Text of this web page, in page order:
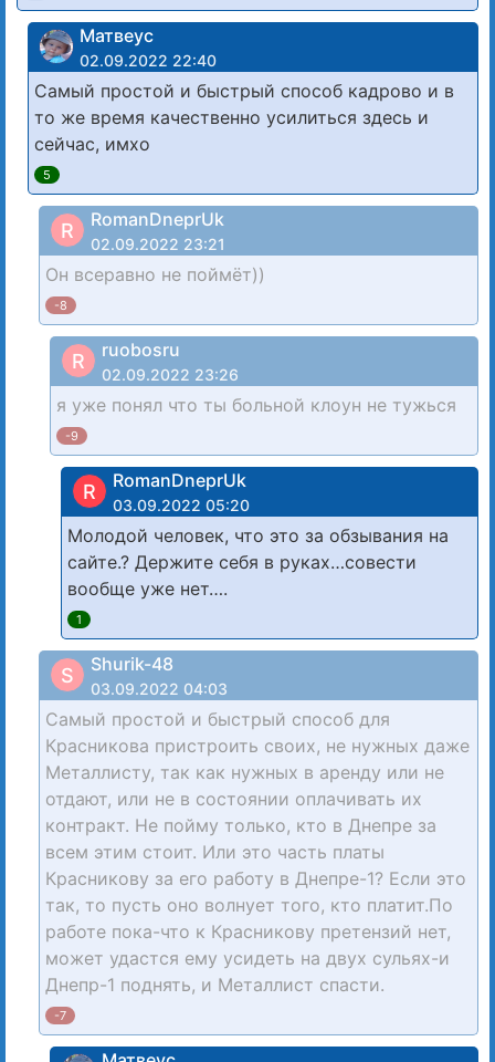
Матвеус
02.09.2022 22:40
Самый простой и быстрый способ кадрово и в
то же время качественно усилиться здесь и
сейчас, имхо
5
R RomanDneprUk
02.09.2022 23:21
Он всеравно не поймёт))
-8
R ruobosru
02.09.2022 23:26
я уже понял что ты больной клоун не тужься
-9
R RomanDneprUk
03.09.2022 05:20
Молодой человек, что это за обзывания на
сайте.? Держите себя в руках…совести
вообще уже нет….
1
S Shurik-48
03.09.2022 04:03
Самый простой и быстрый способ для
Красникова пристроить своих, не нужных даже
Металлисту, так как нужных в аренду или не
отдают, или не в состоянии оплачивать их
контракт. Не пойму только, кто в Днепре за
всем этим стоит. Или это часть платы
Красникову за его работу в Днепре-1? Если это
так, то пусть оно волнует того, кто платит.По
работе пока-что к Красникову претензий нет,
может удастся ему усидеть на двух сульях-и
Днепр-1 поднять, и Металлист спасти.
-7